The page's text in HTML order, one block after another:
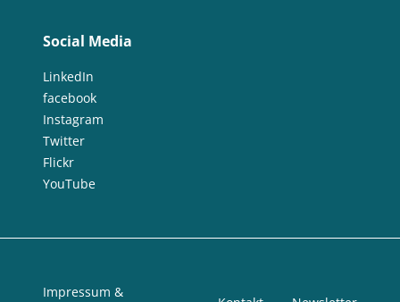
Social Media
LinkedIn
facebook
Instagram
Twitter
Flickr
YouTube
Impressum &